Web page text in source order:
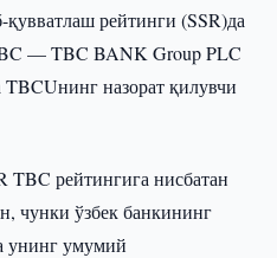
рейтинги (SSR)да
— TBC BANK Group PLC
TBCUнинг назорат қилувчи
TBC рейтингига нисбатан
чунки ўзбек банкининг
унинг умумий